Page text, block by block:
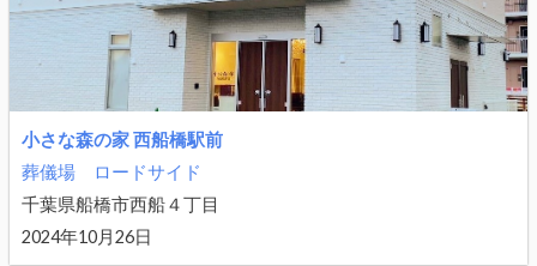
小さな森の家 西船橋駅前
葬儀場
ロードサイド
千葉県船橋市西船４丁目
2024年10月26日